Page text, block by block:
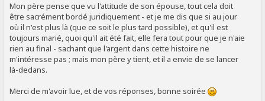
Mon père pense que vu l'attitude de son épouse, tout cela doit
être sacrément bordé juridiquement - et je me dis que si au jour
où il n'est plus là (que ce soit le plus tard possible), et qu'il est
toujours marié, quoi qu'il ait été fait, elle fera tout pour que je n'aie
rien au final - sachant que l'argent dans cette histoire ne
m'intéresse pas ; mais mon père y tient, et il a envie de se lancer
là-dedans.
Merci de m'avoir lue, et de vos réponses, bonne soirée